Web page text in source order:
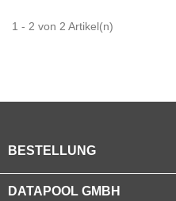
1 - 2 von 2 Artikel(n)
BESTELLUNG
DATAPOOL GMBH